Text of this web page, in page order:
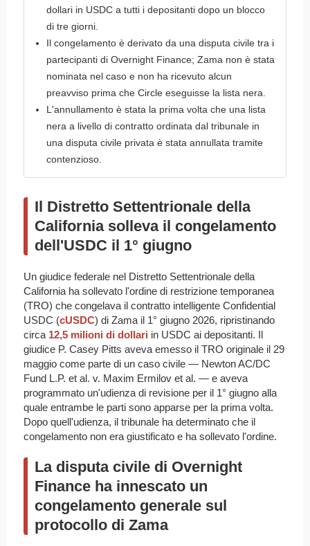
dollari in USDC a tutti i depositanti dopo un blocco
di tre giorni.
Il congelamento è derivato da una disputa civile tra i
partecipanti di Overnight Finance; Zama non è stata
nominata nel caso e non ha ricevuto alcun
preavviso prima che Circle eseguisse la lista nera.
L'annullamento è stata la prima volta che una lista
nera a livello di contratto ordinata dal tribunale in
una disputa civile privata è stata annullata tramite
contenzioso.
Il Distretto Settentrionale della
California solleva il congelamento
dell'USDC il 1° giugno
Un giudice federale nel Distretto Settentrionale della
California ha sollevato l'ordine di restrizione temporanea
(TRO) che congelava il contratto intelligente Confidential
USDC (cUSDC) di Zama il 1° giugno 2026, ripristinando
circa 12,5 milioni di dollari in USDC ai depositanti. Il
giudice P. Casey Pitts aveva emesso il TRO originale il 29
maggio come parte di un caso civile — Newton AC/DC
Fund L.P. et al. v. Maxim Ermilov et al. — e aveva
programmato un'udienza di revisione per il 1° giugno alla
quale entrambe le parti sono apparse per la prima volta.
Dopo quell'udienza, il tribunale ha determinato che il
congelamento non era giustificato e ha sollevato l'ordine.
La disputa civile di Overnight
Finance ha innescato un
congelamento generale sul
protocollo di Zama